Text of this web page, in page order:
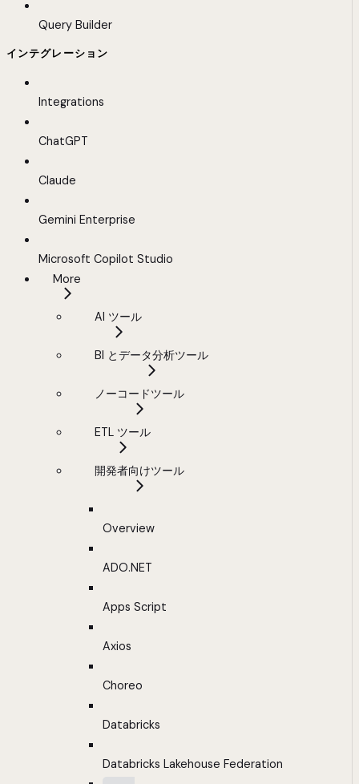
Query Builder
インテグレーション
Integrations
ChatGPT
Claude
Gemini Enterprise
Microsoft Copilot Studio
More
AI ツール
BI とデータ分析ツール
ノーコードツール
ETL ツール
開発者向けツール
Overview
ADO.NET
Apps Script
Axios
Choreo
Databricks
Databricks Lakehouse Federation